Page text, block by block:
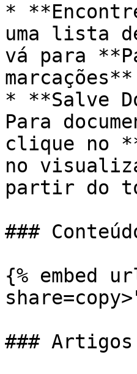
*
uma lista
vá para
* **Salve
Para
clique no
no
partir do
###
{% embed
### Artigos